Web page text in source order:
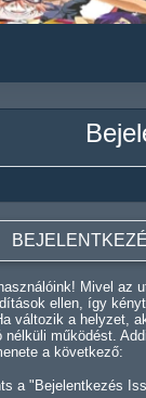
Mivel az
ellen, így
változik a helyzet,
nélküli működést.
a következő:
a "Bejelentkezés